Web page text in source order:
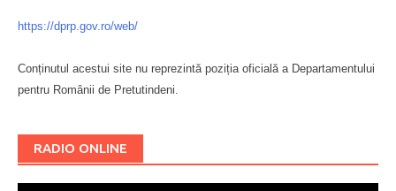
https://dprp.gov.ro/web/
Conținutul acestui site nu reprezintă poziția oficială a Departamentului
pentru Românii de Pretutindeni.
RADIO ONLINE